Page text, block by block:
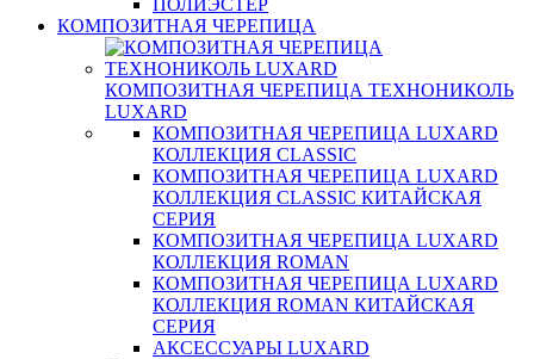
ПОЛИЭСТЕР
КОМПОЗИТНАЯ ЧЕРЕПИЦА
КОМПОЗИТНАЯ ЧЕРЕПИЦА ТЕХНОНИКОЛЬ
LUXARD
КОМПОЗИТНАЯ ЧЕРЕПИЦА LUXARD
КОЛЛЕКЦИЯ CLASSIC
КОМПОЗИТНАЯ ЧЕРЕПИЦА LUXARD
КОЛЛЕКЦИЯ CLASSIC КИТАЙСКАЯ
СЕРИЯ
КОМПОЗИТНАЯ ЧЕРЕПИЦА LUXARD
КОЛЛЕКЦИЯ ROMAN
КОМПОЗИТНАЯ ЧЕРЕПИЦА LUXARD
КОЛЛЕКЦИЯ ROMAN КИТАЙСКАЯ
СЕРИЯ
АКСЕССУАРЫ LUXARD